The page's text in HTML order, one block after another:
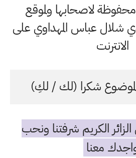
لاصحابها ولموقع
شلال عباس المهداوي على
الانترنت
شكرا (لك / لكِ)
الكريم شرفتنا ونحب
معنا